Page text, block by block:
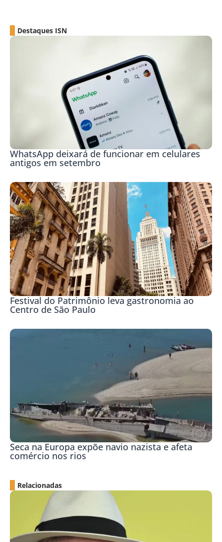
Destaques ISN
WhatsApp deixará de funcionar em celulares
antigos em setembro
Festival do Patrimônio leva gastronomia ao
Centro de São Paulo
Seca na Europa expõe navio nazista e afeta
comércio nos rios
Relacionadas